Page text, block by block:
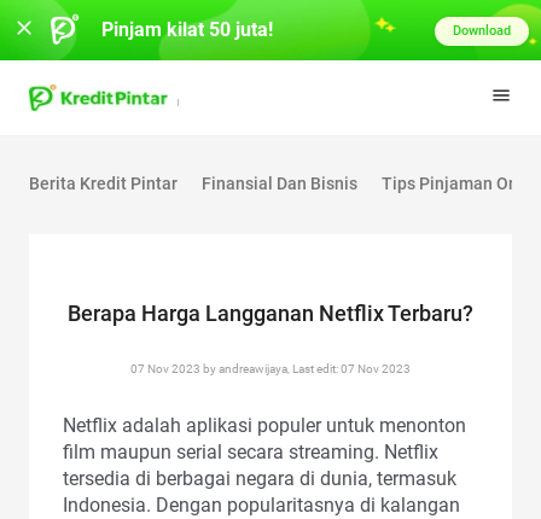
Berita Kredit Pintar Finansial Dan Bisnis Tips Pinjaman
Berapa Harga Langganan Netflix Terbaru?
07 Nov 2023 by andreawijaya, Last edit: 07 Nov 2023
Netflix adalah aplikasi populer untuk menonton
film maupun serial secara streaming. Netflix
tersedia di berbagai negara di dunia, termasuk
Indonesia. Dengan popularitasnya di kalangan
Pinjam kilat 50 juta! Download